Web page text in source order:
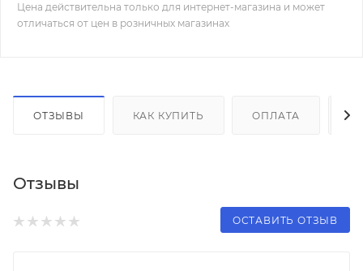
Цена действительна только для интернет-магазина и может
отличаться от цен в розничных магазинах
ОТЗЫВЫ КАК КУПИТЬ ОПЛАТА
Отзывы
ОСТАВИТЬ ОТЗЫВ